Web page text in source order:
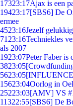
17323:17Ajax is een
19423:17[SBS6] De
ermee
4523:16Jezelf
71 23:16Techniekles
als 2007
1923:07Peter Faber is
3823:05
5623:05
15623:04Oorlog in
25223:03[AMV] VS
11322:55[SBS6] De